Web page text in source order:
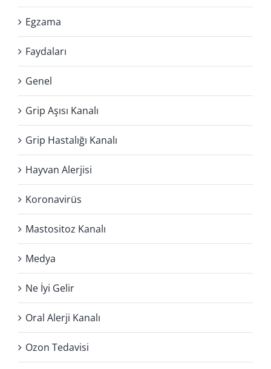
Egzama
Faydaları
Genel
Grip Aşısı Kanalı
Grip Hastalığı Kanalı
Hayvan Alerjisi
Koronavirüs
Mastositoz Kanalı
Medya
Ne İyi Gelir
Oral Alerji Kanalı
Ozon Tedavisi